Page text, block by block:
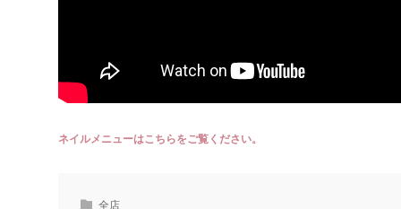
ネイルメニューはこちらをご覧ください。
全店